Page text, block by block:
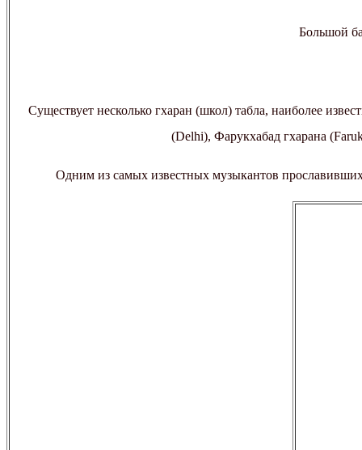
Большой
Существует несколько гхаран (школ) табла, наиболее
(Delhi), Фарукхабад гхарана
Одним из самых известных музыкантов